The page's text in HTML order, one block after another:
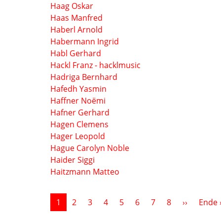
Haag Oskar
Haas Manfred
Haberl Arnold
Habermann Ingrid
Habl Gerhard
Hackl Franz - hacklmusic
Hadriga Bernhard
Hafedh Yasmin
Haffner Noëmi
Hafner Gerhard
Hagen Clemens
Hager Leopold
Hague Carolyn Noble
Haider Siggi
Haitzmann Matteo
Seitennummerierung
1 2 3 4 5 6 7 8 ›› Nächste
Ende